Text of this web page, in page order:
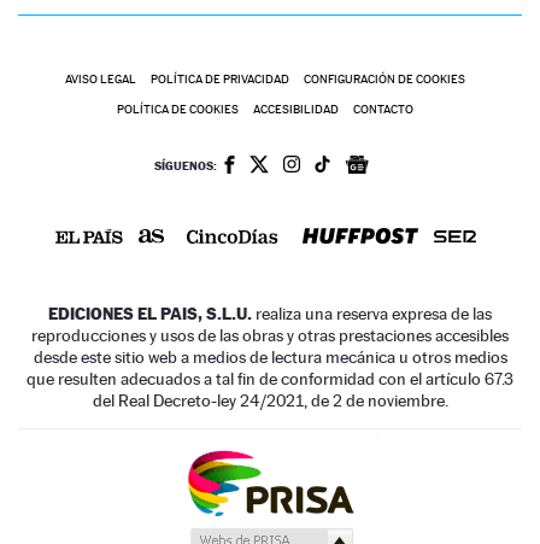
AVISO LEGAL POLÍTICA DE PRIVACIDAD CONFIGURACIÓN DE COOKIES
POLÍTICA DE COOKIES ACCESIBILIDAD CONTACTO
SÍGUENOS:
EDICIONES EL PAIS, S.L.U. realiza una reserva expresa de las
reproducciones y usos de las obras y otras prestaciones accesibles
desde este sitio web a medios de lectura mecánica u otros medios
que resulten adecuados a tal fin de conformidad con el artículo 67.3
del Real Decreto-ley 24/2021, de 2 de noviembre.